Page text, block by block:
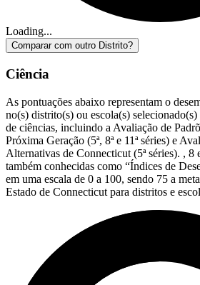
Loading...
Comparar com outro Distrito?
Ciência
As pontuações abaixo representam o
no(s) distrito(s) ou escola(s)
de ciências, incluindo a Avaliação de
Próxima Geração (5ª, 8ª e 11ª séries) e
Alternativas de Connecticut (5ª séries). , 8
também conhecidas como “Índices de
em uma escala de 0 a 100, sendo 75 a
Estado de Connecticut para distritos e